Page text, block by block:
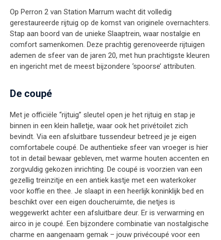
Op Perron 2 van Station Marrum wacht dit volledig
gerestaureerde rijtuig op de komst van originele overnachters.
Stap aan boord van de unieke Slaaptrein, waar nostalgie en
comfort samenkomen. Deze prachtig gerenoveerde rijtuigen
ademen de sfeer van de jaren 20, met hun prachtigste kleuren
en ingericht met de meest bijzondere ‘spoorse’ attributen.
De coupé
Met je officiële “rijtuig” sleutel open je het rijtuig en stap je
binnen in een klein halletje, waar ook het privétoilet zich
bevindt. Via een afsluitbare tussendeur betreed je je eigen
comfortabele coupé. De authentieke sfeer van vroeger is hier
tot in detail bewaar gebleven, met warme houten accenten en
zorgvuldig gekozen inrichting. De coupé is voorzien van een
gezellig treinzitje en een antiek kastje met een waterkoker
voor koffie en thee. Je slaapt in een heerlijk koninklijk bed en
beschikt over een eigen doucheruimte, die netjes is
weggewerkt achter een afsluitbare deur. Er is verwarming en
airco in je coupé. Een bijzondere combinatie van nostalgische
charme en aangenaam gemak – jouw privécoupé voor een